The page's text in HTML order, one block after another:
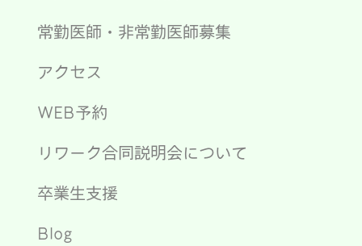
常勤医師・非常勤医師募集
アクセス
WEB予約
リワーク合同説明会について
卒業生支援
Blog